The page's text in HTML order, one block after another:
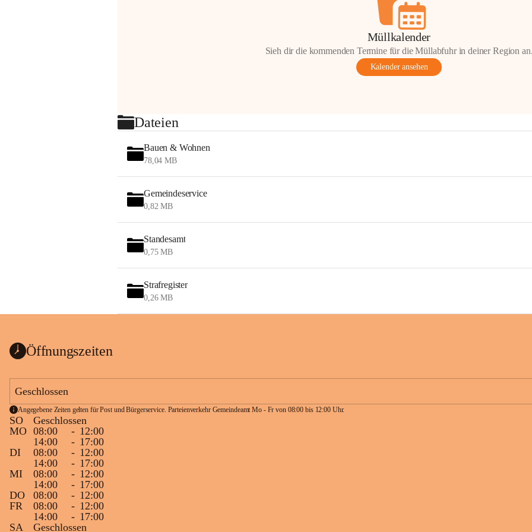
Müllkalender
Sieh dir die kommenden Termine für die Müllabfuhr in deiner Region
Kalender ansehen
Dateien
Bauen & Wohnen
78,04 MB
Gemeindeservice
0,82 MB
Standesamt
0,75 MB
Strafregister
0,26 MB
Öffnungszeiten
Geschlossen
Angegebene Zeiten gelten für Post und Bürgerservice. Parteienverkehr Gemeindeamt Mo - Fr von 08:00 bis 12:00 Uhr.
SO
Geschlossen
MO 08:00 - 12:00
14:00
- 17:00
DI
08:00 - 12:00
14:00
- 17:00
MI
08:00 - 12:00
14:00
- 17:00
DO
08:00 - 12:00
FR
08:00 - 12:00
14:00
- 17:00
SA
Geschlossen